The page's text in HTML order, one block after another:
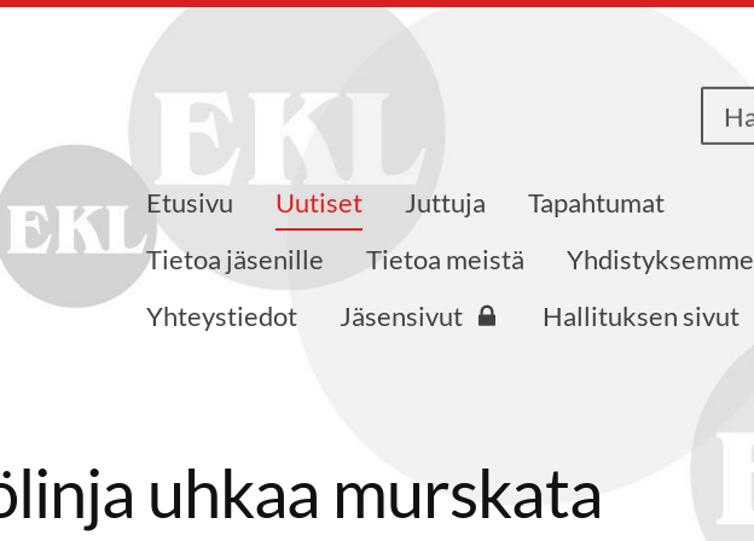
Varsinais-Suomen piiri ry
Etusivu Uutiset Juttuja
Tapahtumat
Tietoa jäsenille
Tietoa meistä
Yhdistyksemme
Yhteystiedot
Jäsensivut Hallituksen sivut
uhkaa murskata